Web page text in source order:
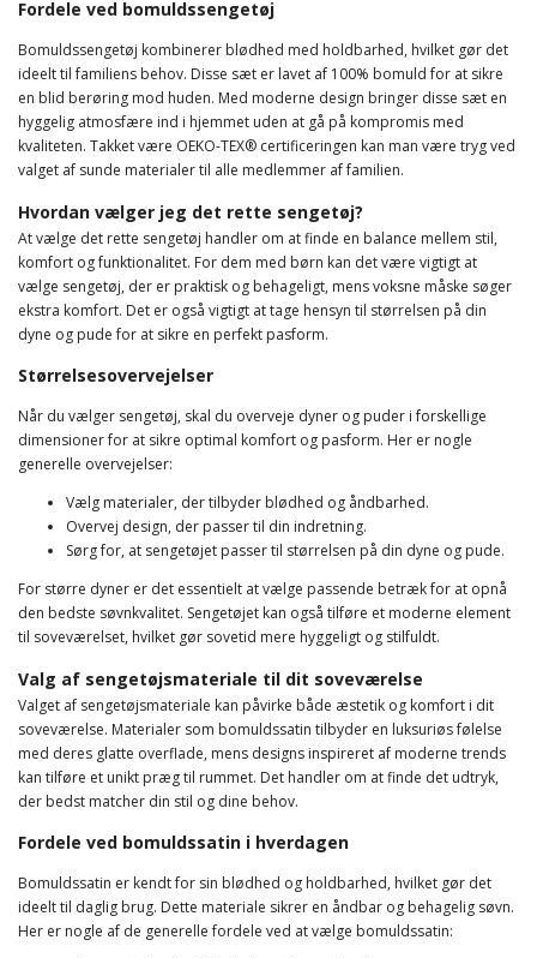
Fordele ved bomuldssengetøj
Bomuldssengetøj kombinerer blødhed med holdbarhed, hvilket gør det
ideelt til familiens behov. Disse sæt er lavet af 100% bomuld for at sikre
en blid berøring mod huden. Med moderne design bringer disse sæt en
hyggelig atmosfære ind i hjemmet uden at gå på kompromis med
kvaliteten. Takket være OEKO-TEX® certificeringen kan man være tryg ved
valget af sunde materialer til alle medlemmer af familien.
Hvordan vælger jeg det rette sengetøj?
At vælge det rette sengetøj handler om at finde en balance mellem stil,
komfort og funktionalitet. For dem med børn kan det være vigtigt at
vælge sengetøj, der er praktisk og behageligt, mens voksne måske søger
ekstra komfort. Det er også vigtigt at tage hensyn til størrelsen på din
dyne og pude for at sikre en perfekt pasform.
Størrelsesovervejelser
Når du vælger sengetøj, skal du overveje dyner og puder i forskellige
dimensioner for at sikre optimal komfort og pasform. Her er nogle
generelle overvejelser:
Vælg materialer, der tilbyder blødhed og åndbarhed.
Overvej design, der passer til din indretning.
Sørg for, at sengetøjet passer til størrelsen på din dyne og pude.
For større dyner er det essentielt at vælge passende betræk for at opnå
den bedste søvnkvalitet. Sengetøjet kan også tilføre et moderne element
til soveværelset, hvilket gør sovetid mere hyggeligt og stilfuldt.
Valg af sengetøjsmateriale til dit soveværelse
Valget af sengetøjsmateriale kan påvirke både æstetik og komfort i dit
soveværelse. Materialer som bomuldssatin tilbyder en luksuriøs følelse
med deres glatte overflade, mens designs inspireret af moderne trends
kan tilføre et unikt præg til rummet. Det handler om at finde det udtryk,
der bedst matcher din stil og dine behov.
Fordele ved bomuldssatin i hverdagen
Bomuldssatin er kendt for sin blødhed og holdbarhed, hvilket gør det
ideelt til daglig brug. Dette materiale sikrer en åndbar og behagelig søvn.
Her er nogle af de generelle fordele ved at vælge bomuldssatin: